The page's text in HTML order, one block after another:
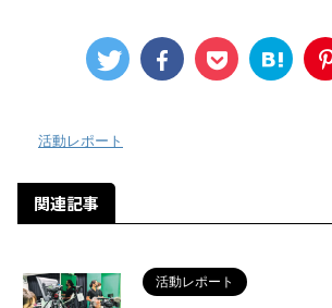
活動レポート
関連記事
活動レポート